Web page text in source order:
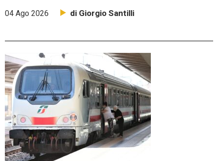
04 Ago 2026 di Giorgio Santilli